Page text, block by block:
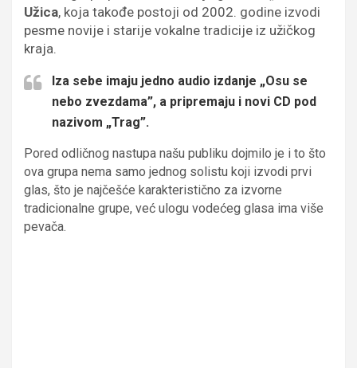
Užica, koja takođe postoji od 2002. godine izvodi
pesme novije i starije vokalne tradicije iz užičkog
kraja.
Iza sebe imaju jedno audio izdanje „Osu se
nebo zvezdama”, a pripremaju i novi CD pod
nazivom „Trag”.
Pored odličnog nastupa našu publiku dojmilo je i to što
ova grupa nema samo jednog solistu koji izvodi prvi
glas, što je najčešće karakteristično za izvorne
tradicionalne grupe, već ulogu vodećeg glasa ima više
pevača.